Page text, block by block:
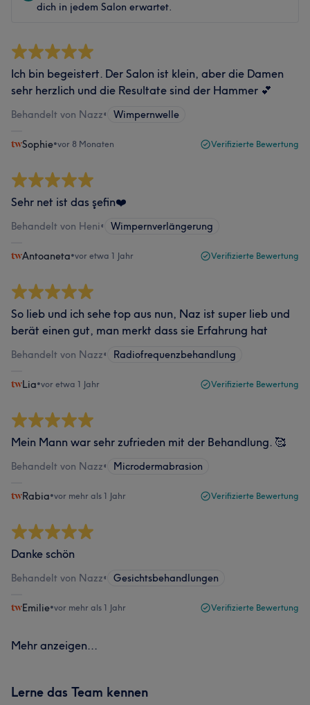
dich in jedem Salon erwartet.
Ich bin begeistert. Der Salon ist klein, aber die Damen
sehr herzlich und die Resultate sind der Hammer 💕
Behandelt von Nazz• Wimpernwelle
Sophie•vor 8 Monaten Verifizierte Bewertung
Sehr net ist das şefin❤️
Behandelt von Heni• Wimpernverlängerung
Antoaneta•vor etwa 1 Jahr Verifizierte Bewertung
So lieb und ich sehe top aus nun, Naz ist super lieb und
berät einen gut, man merkt dass sie Erfahrung hat
Behandelt von Nazz• Radiofrequenzbehandlung
Lia•vor etwa 1 Jahr Verifizierte Bewertung
Mein Mann war sehr zufrieden mit der Behandlung. 🥰
Behandelt von Nazz• Microdermabrasion
Rabia•vor mehr als 1 Jahr Verifizierte Bewertung
Danke schön
Behandelt von Nazz• Gesichtsbehandlungen
Emilie•vor mehr als 1 Jahr Verifizierte Bewertung
Mehr anzeigen...
Lerne das Team kennen